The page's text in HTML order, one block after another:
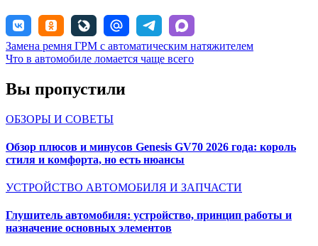
Навигация
по
записям
Замена ремня ГРМ с автоматическим натяжителем
Что в автомобиле ломается чаще всего
Вы пропустили
ОБЗОРЫ И СОВЕТЫ
Обзор плюсов и минусов Genesis GV70 2026 года: король
стиля и комфорта, но есть нюансы
УСТРОЙСТВО АВТОМОБИЛЯ И ЗАПЧАСТИ
Глушитель автомобиля: устройство, принцип работы и
назначение основных элементов